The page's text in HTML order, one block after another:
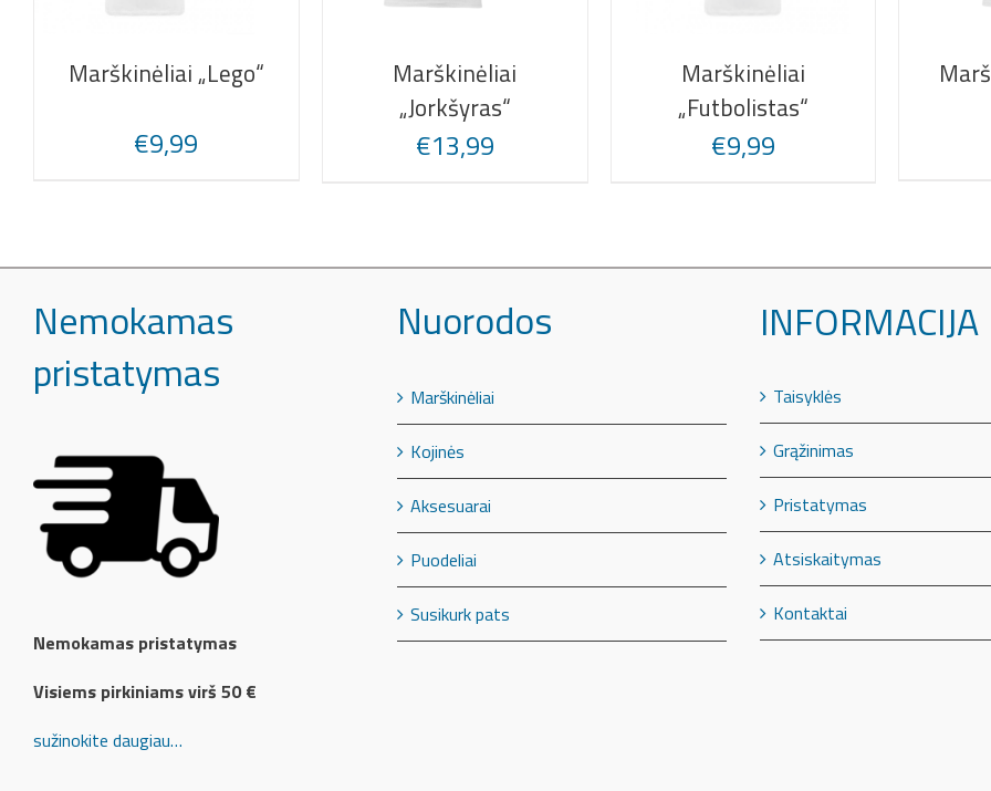
Marškinėliai „Lego“
€9,99
Marškinėliai
„Jorkšyras“
€13,99
Marškinėliai
„Futbolistas“
€9,99
Nemokamas
pristatymas
Nemokamas pristatymas
Visiems pirkiniams virš 50 €
sužinokite daugiau…
Nuorodos
Marškinėliai
Kojinės
Aksesuarai
Puodeliai
Susikurk pats
INFORMACIJA
Taisyklės
Grąžinimas
Pristatymas
Atsiskaitymas
Kontaktai